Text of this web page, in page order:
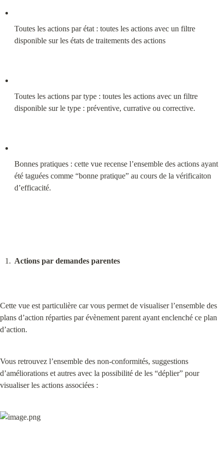
Toutes les actions par état : toutes les actions avec un filtre
disponible sur les états de traitements des actions
Toutes les actions par type : toutes les actions avec un filtre
disponible sur le type : préventive, currative ou corrective.
Bonnes pratiques : cette vue recense l’ensemble des actions ayant
été taguées comme “bonne pratique” au cours de la vérificaiton
d’efficacité.
Actions par demandes parentes
Cette vue est particulière car vous permet de visualiser l’ensemble des
plans d’action réparties par évènement parent ayant enclenché ce plan
d’action.
Vous retrouvez l’ensemble des non-conformités, suggestions
d’améliorations et autres avec la possibilité de les “déplier” pour
visualiser les actions associées :